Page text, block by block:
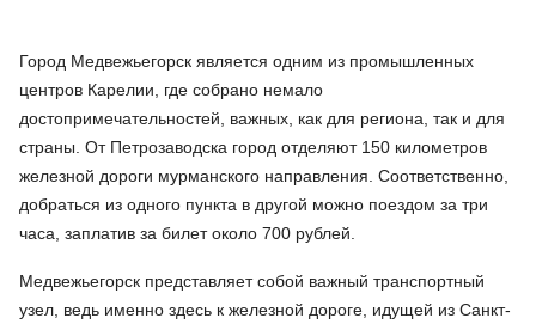
Город Медвежьегорск является одним из промышленных
центров Карелии, где собрано немало
достопримечательностей, важных, как для региона, так и для
страны. От Петрозаводска город отделяют 150 километров
железной дороги мурманского направления. Соответственно,
добраться из одного пункта в другой можно поездом за три
часа, заплатив за билет около 700 рублей.
Медвежьегорск представляет собой важный транспортный
узел, ведь именно здесь к железной дороге, идущей из Санкт-